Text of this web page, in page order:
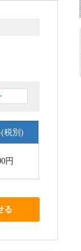
税別)
円
る